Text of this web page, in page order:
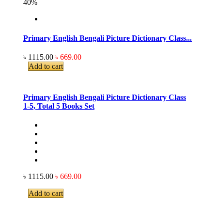
40%
Primary English Bengali Picture Dictionary Class...
৳ 1115.00 ৳ 669.00
Add to cart
Primary English Bengali Picture Dictionary Class
1-5, Total 5 Books Set
৳ 1115.00 ৳ 669.00
Add to cart